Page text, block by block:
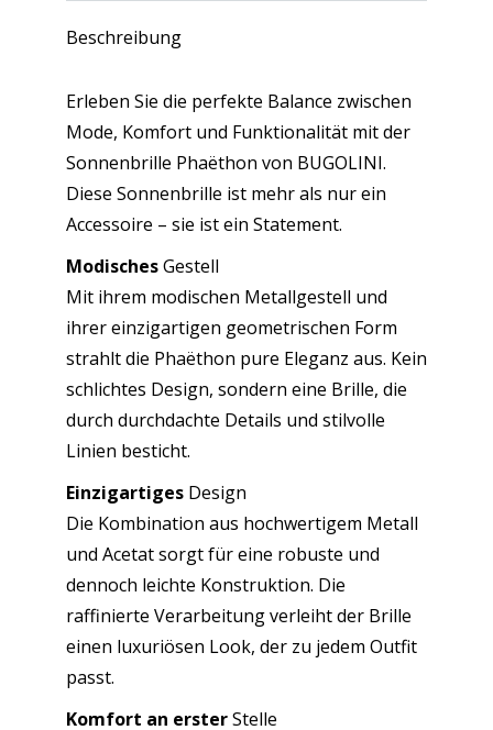
Nasenpads
Hellgrau
/
Allmählich
grau-
grün
Menge
Beschreibung
Erleben Sie die perfekte Balance zwischen
Mode, Komfort und Funktionalität mit der
Sonnenbrille Phaëthon von BUGOLINI.
Diese Sonnenbrille ist mehr als nur ein
Accessoire – sie ist ein Statement.
ModischesGestell
Mit ihrem modischen Metallgestell und
ihrer einzigartigen geometrischen Form
strahlt die Phaëthon pure Eleganz aus. Kein
schlichtes Design, sondern eine Brille, die
durch durchdachte Details und stilvolle
Linien besticht.
Einzigartiges Design
Die Kombination aus hochwertigem Metall
und Acetat sorgt für eine robuste und
dennoch leichte Konstruktion. Die
raffinierte Verarbeitung verleiht der Brille
einen luxuriösen Look, der zu jedem Outfit
passt.
Komfort an ersterStelle